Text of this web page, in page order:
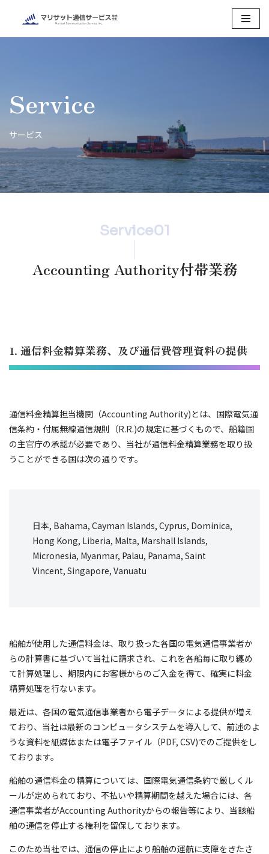
へ
キ
ッ
プ
Service
サービス
Service01
Accounting Authority付帯業務
1. 通信料金精算業務、及び通信費管理資料の提供
通信料金精算担当機関（Accounting Authority)とは、国際電気通
信条約・付属無線通信規則（R.R.)の規定に基づくもので、船籍国
の主官庁の承認が必要であり、当社が通信料金精算業務を取り扱
うことができる国は次の通りです。
日本, Bahama, Cayman Islands, Cyprus, Dominica,
Hong Kong, Liberia, Malta, Marshall Islands,
Micronesia, Myanmar, Palau, Panama, Saint
Vincent, Singapore, Vanuatu
船舶が使用した通信料金は、取り扱った各国の電気通信事業者か
らの計算書に基づいて当社に請求され、これを各船毎に取り纏め
て計算処理し、期限内にお客様からのご入金を得て、確実に料金
精算処理を行ないます。
最近は、各国の電気通信事業者から電子データによる提供が増え
ており、当社は最新のコンピュータシステムを導入して、前述のよ
うな資料を紙媒体または電子ファイル（PDF, CSV)でのご提供をし
ております。
船舶の通信料金の精算については、国際電気通信条約で厳しくル
ールが定められており、不払いや精算期間を越えた場合には、各
通信事業者がAccounting Authorityからの報告等により、当該船
舶の通信を停止する権利を留保しております。
このため当社では、通信の停止により船舶の運航に支障をきたさ